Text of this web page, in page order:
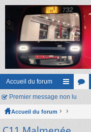
Accueil du forum
ac
co
ur
Premier message non lu
Accueil du forum